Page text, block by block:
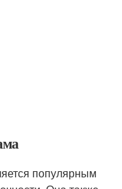
популярным